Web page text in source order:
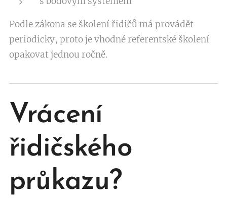
Podle zákona se školení řidičů má provádět
periodicky, proto je vhodné referentské školení
opakovat jednou ročně.
Vrácení
řidičského
průkazu?